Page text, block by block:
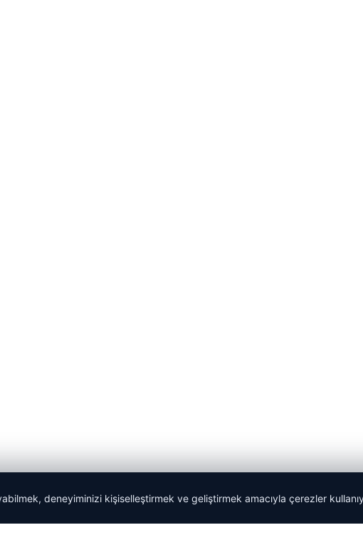
deneyiminizi kişiselleştirmek ve geliştirmek amacıyla çerezler